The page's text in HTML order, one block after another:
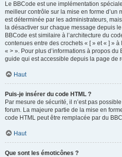
Le BBCode est une implémentation
meilleur contrôle sur la mise en forme d’un
est déterminée par les administrateurs,
la désactiver sur chaque message depuis
BBCode est similaire à l’architecture du
contenues entre des crochets « [ » et « ] »
« > ». Pour plus d’informations à propos
guide qui est accessible depuis la page de
Haut
Puis-je insérer du code HTML ?
Par mesure de sécurité, il n’est pas
forum. La majeure partie de la mise en
code HTML peut être remplacée par du
Haut
Que sont les émoticônes ?